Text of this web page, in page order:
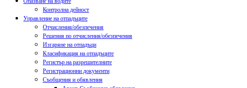
Контролна дейност
Управление на отпадъците
Отчисления/обезпечения
Решения по отчисления/обезпечения
Изгаряне на отпадъци
Класификация на отпадъците
Регистър на разрешителните
Регистрационни документи
Съобщения и обявления